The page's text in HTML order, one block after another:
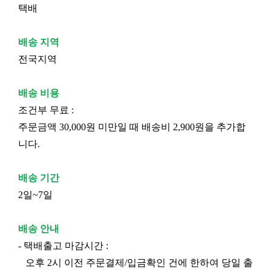
택배
배송 지역
전국지역
배송 비용
조건부 무료 :
주문금액 30,000원 미만일 때 배송비 2,900원을 추가합
니다.
배송 기간
2일~7일
배송 안내
- 택배출고 마감시간 :
오후 2시 이전 주문결제/입금확인 건에 한하여 당일 출